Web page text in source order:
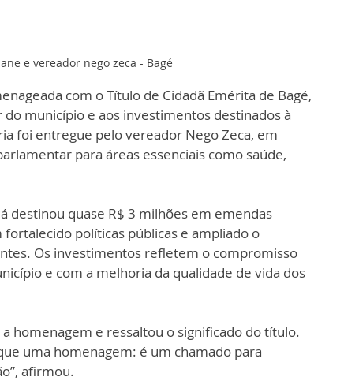
e vereador nego zeca - Bagé
com o Título de Cidadã Emérita de Bagé,
município e aos investimentos destinados à
foi entregue pelo vereador Nego Zeca, em
para áreas essenciais como saúde,
destinou quase R$ 3 milhões em emendas
políticas públicas e ampliado o
Os investimentos refletem o compromisso
e com a melhoria da qualidade de vida dos
homenagem e ressaltou o significado do título.
uma homenagem: é um chamado para
afirmou.